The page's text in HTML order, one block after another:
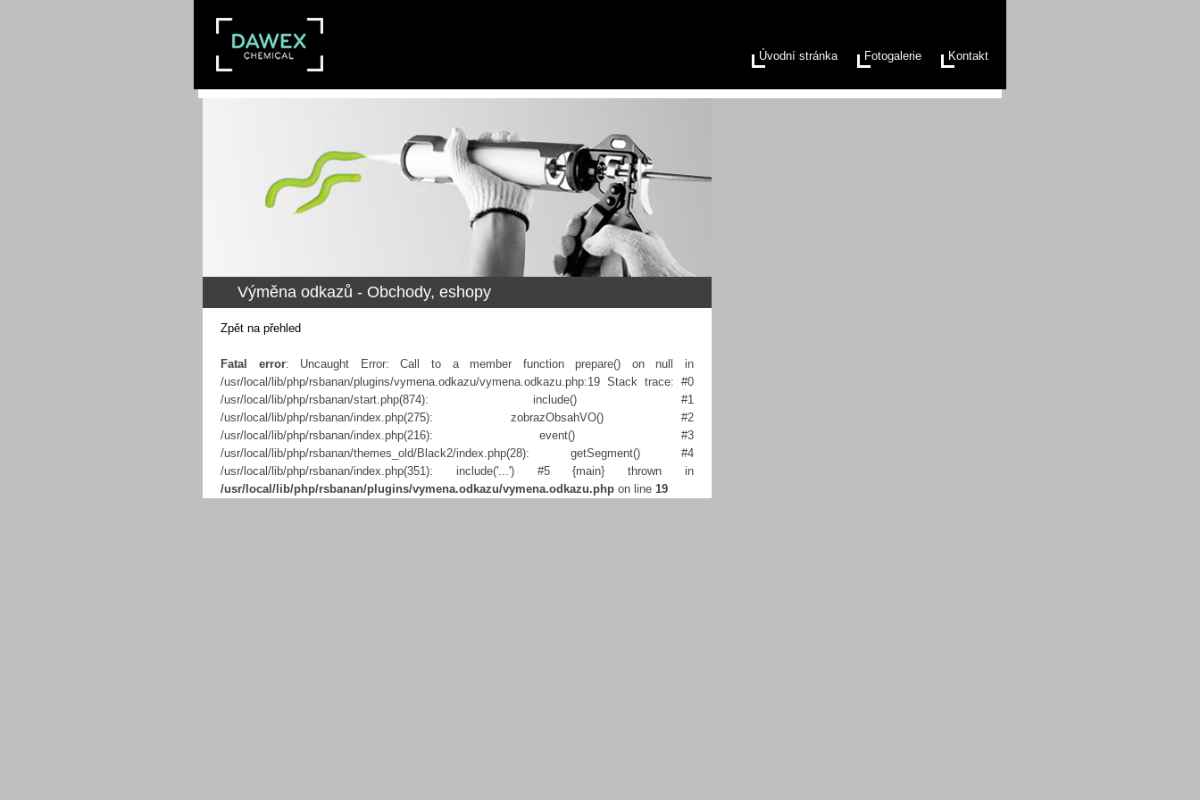
Úvodní stránka Fotogalerie Kontakt
Výměna odkazů - Obchody, eshopy
Zpět na přehled
Fatal error: Uncaught Error: Call to a member function prepare() on null in
/usr/local/lib/php/rsbanan/plugins/vymena.odkazu/vymena.odkazu.php:19 Stack trace: #0
/usr/local/lib/php/rsbanan/start.php(874): include() #1
/usr/local/lib/php/rsbanan/index.php(275): zobrazObsahVO() #2
/usr/local/lib/php/rsbanan/index.php(216): event() #3
/usr/local/lib/php/rsbanan/themes_old/Black2/index.php(28): getSegment() #4
/usr/local/lib/php/rsbanan/index.php(351): include('...') #5 {main} thrown in
/usr/local/lib/php/rsbanan/plugins/vymena.odkazu/vymena.odkazu.php on line 19